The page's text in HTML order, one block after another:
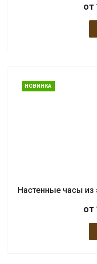
от
НОВИНКА
Настенные часы
от